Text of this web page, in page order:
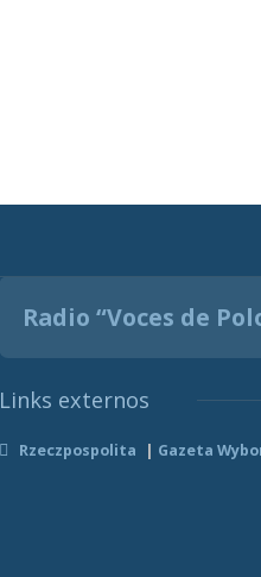
Radio “Voces de
Links externos
Rzeczpospolita Gazeta